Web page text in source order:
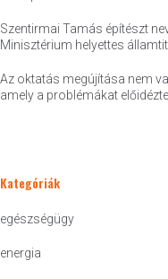
Szentirmai Tamás építészt
Minisztérium helyettes
Az oktatás megújítása nem
amely a problémákat előidézte
Kategóriák
egészségügy
energia